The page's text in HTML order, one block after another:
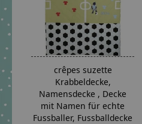
crêpes suzette
Krabbeldecke,
Namensdecke , Decke
mit Namen für echte
Fussballer, Fussballdecke